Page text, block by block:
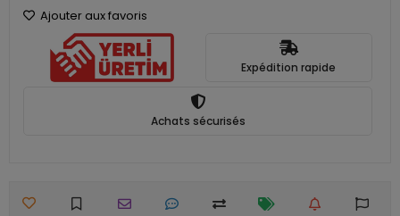
Ajouter aux favoris
Expédition rapide
Achats sécurisés